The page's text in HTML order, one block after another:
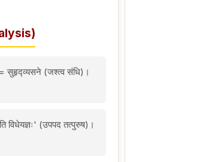
सुहृद्व्यसने (जश्त्व संधि)।
विधेयज्ञः' (उपपद तत्पुरुष)।